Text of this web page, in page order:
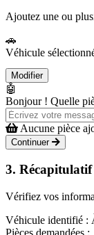
Ajoutez une ou
🚗
Véhicule
Modifier
🤖
Bonjour ! Quelle
Aucune pièce
Continuer
3.
Vérifiez vos
Véhicule identifié :
Pièces demandées :